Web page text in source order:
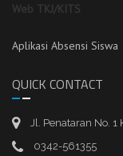
Web TKJ/KITS
Aplikasi Absensi Siswa
QUICK CONTACT
Jl. Penataran No.
0342-561355